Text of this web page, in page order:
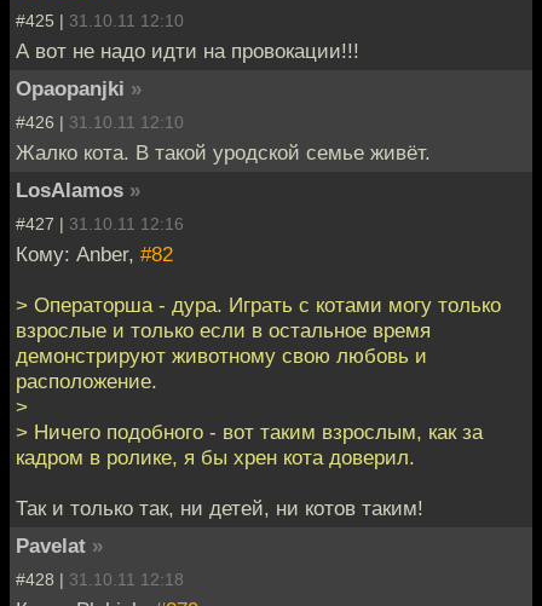
#425 | 31.10.11 12:10
А вот не надо идти на провокации!!!
Opaopanjki »
#426 | 31.10.11 12:10
Жалко кота. В такой уродской семье живёт.
LosAlamos »
#427 | 31.10.11 12:16
Кому: Anber, #82
> Операторша - дура. Играть с котами могу только
взрослые и только если в остальное время
демонстрируют животному свою любовь и
расположение.
>
> Ничего подобного - вот таким взрослым, как за
кадром в ролике, я бы хрен кота доверил.
Так и только так, ни детей, ни котов таким!
Pavelat »
#428 | 31.10.11 12:18